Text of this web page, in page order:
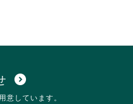
expand_circle_down
意しています。